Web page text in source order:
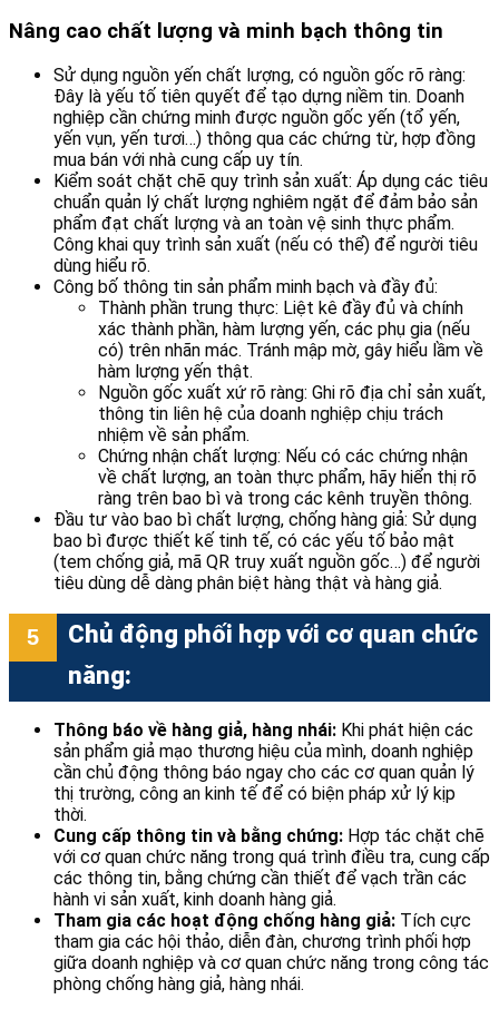
Nâng cao chất lượng và minh bạch thông tin
Sử dụng nguồn yến chất lượng, có nguồn gốc rõ ràng:
Đây là yếu tố tiên quyết để tạo dựng niềm tin. Doanh
nghiệp cần chứng minh được nguồn gốc yến (tổ yến,
yến vụn, yến tươi…) thông qua các chứng từ, hợp đồng
mua bán với nhà cung cấp uy tín.
Kiểm soát chặt chẽ quy trình sản xuất: Áp dụng các tiêu
chuẩn quản lý chất lượng nghiêm ngặt để đảm bảo sản
phẩm đạt chất lượng và an toàn vệ sinh thực phẩm.
Công khai quy trình sản xuất (nếu có thể) để người tiêu
dùng hiểu rõ.
Công bố thông tin sản phẩm minh bạch và đầy đủ:
Thành phần trung thực: Liệt kê đầy đủ và chính
xác thành phần, hàm lượng yến, các phụ gia (nếu
có) trên nhãn mác. Tránh mập mờ, gây hiểu lầm về
hàm lượng yến thật.
Nguồn gốc xuất xứ rõ ràng: Ghi rõ địa chỉ sản xuất,
thông tin liên hệ của doanh nghiệp chịu trách
nhiệm về sản phẩm.
Chứng nhận chất lượng: Nếu có các chứng nhận
về chất lượng, an toàn thực phẩm, hãy hiển thị rõ
ràng trên bao bì và trong các kênh truyền thông.
Đầu tư vào bao bì chất lượng, chống hàng giả: Sử dụng
bao bì được thiết kế tinh tế, có các yếu tố bảo mật
(tem chống giả, mã QR truy xuất nguồn gốc…) để người
tiêu dùng dễ dàng phân biệt hàng thật và hàng giả.
Chủ động phối hợp với cơ quan chức
năng:
Thông báo về hàng giả, hàng nhái: Khi phát hiện các
sản phẩm giả mạo thương hiệu của mình, doanh nghiệp
cần chủ động thông báo ngay cho các cơ quan quản lý
thị trường, công an kinh tế để có biện pháp xử lý kịp
thời.
Cung cấp thông tin và bằng chứng: Hợp tác chặt chẽ
với cơ quan chức năng trong quá trình điều tra, cung cấp
các thông tin, bằng chứng cần thiết để vạch trần các
hành vi sản xuất, kinh doanh hàng giả.
Tham gia các hoạt động chống hàng giả: Tích cực
tham gia các hội thảo, diễn đàn, chương trình phối hợp
giữa doanh nghiệp và cơ quan chức năng trong công tác
phòng chống hàng giả, hàng nhái.